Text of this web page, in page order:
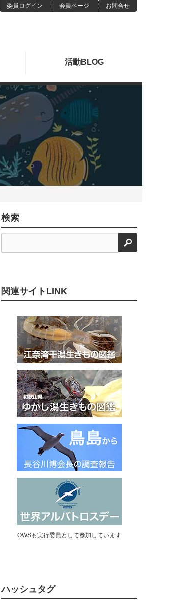
委員ログイン 会員ページ お問合せ
活動BLOG
検索
検索
関連サイトLINK
OWSも実行委員として参加しています
ハッシュタグ